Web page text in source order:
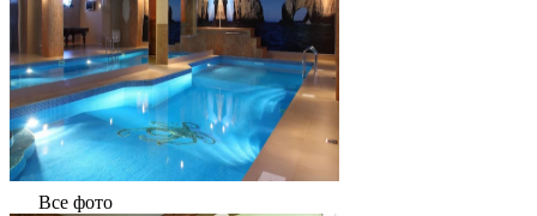
Все фото